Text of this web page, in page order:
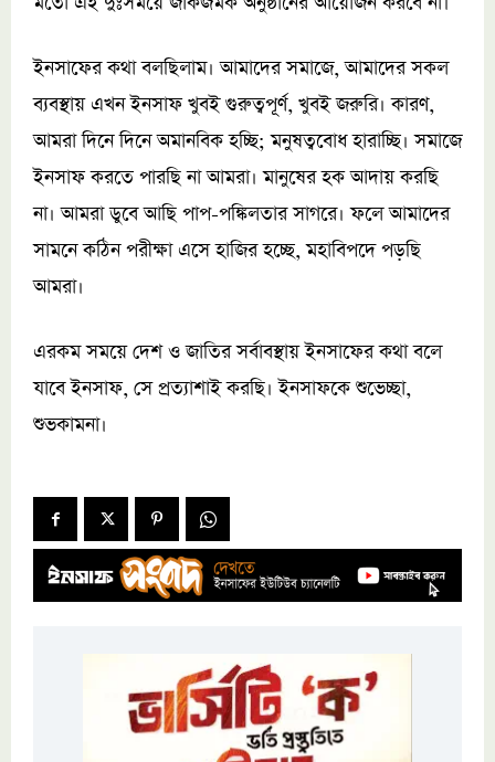
ইনসাফের কথা বলছিলাম। আমাদের সমাজে, আমাদের সকল
ব্যবস্থায় এখন ইনসাফ খুবই গুরুত্বপূর্ণ, খুবই জরুরি। কারণ,
আমরা দিনে দিনে অমানবিক হচ্ছি; মনুষত্ববোধ হারাচ্ছি। সমাজে
ইনসাফ করতে পারছি না আমরা। মানুষের হক আদায় করছি
না। আমরা ডুবে আছি পাপ-পঙ্কিলতার সাগরে। ফলে আমাদের
সামনে কঠিন পরীক্ষা এসে হাজির হচ্ছে, মহাবিপদে পড়ছি
আমরা।
এরকম সময়ে দেশ ও জাতির সর্বাবস্থায় ইনসাফের কথা বলে
যাবে ইনসাফ, সে প্রত্যাশাই করছি। ইনসাফকে শুভেচ্ছা,
শুভকামনা।